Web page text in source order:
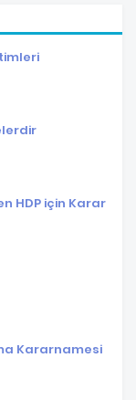
HDP için Karar
Kararnamesi